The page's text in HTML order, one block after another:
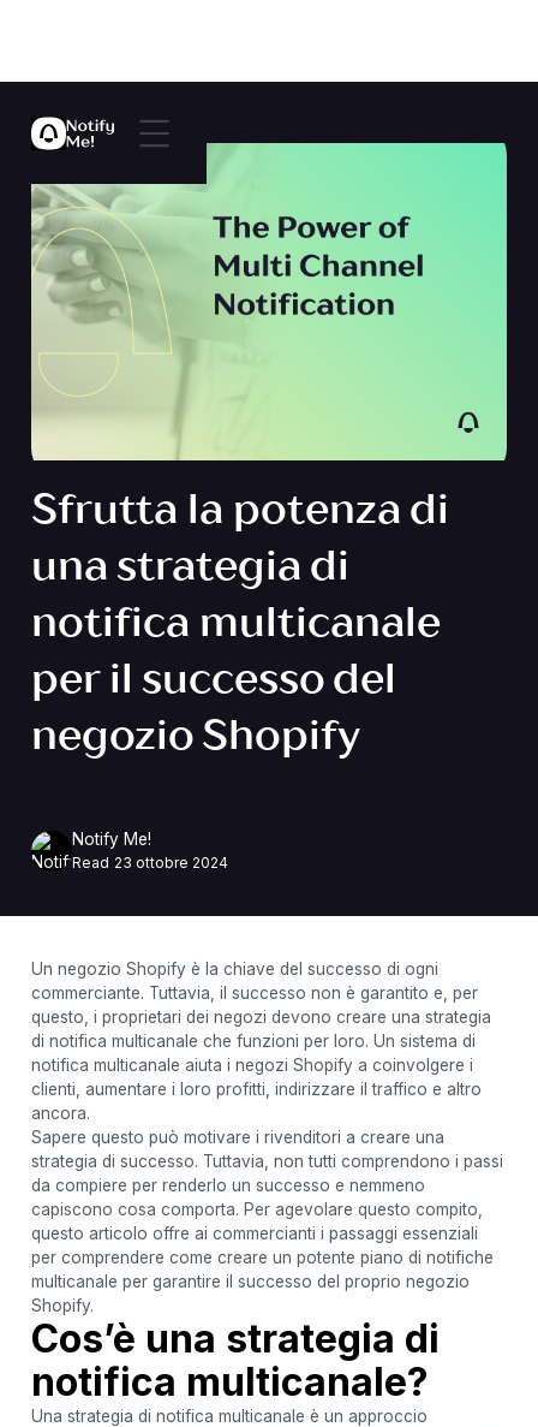
Sfrutta la potenza di
una strategia di
notifica multicanale
per il successo del
negozio Shopify
Notify Me!
Read 23 ottobre 2024
Un negozio Shopify è la chiave del successo di ogni
commerciante. Tuttavia, il successo non è garantito e, per
questo, i proprietari dei negozi devono creare una strategia
di notifica multicanale che funzioni per loro. Un sistema di
notifica multicanale aiuta i negozi Shopify a coinvolgere i
clienti, aumentare i loro profitti, indirizzare il traffico e altro
ancora.
Sapere questo può motivare i rivenditori a creare una
strategia di successo. Tuttavia, non tutti comprendono i passi
da compiere per renderlo un successo e nemmeno
capiscono cosa comporta. Per agevolare questo compito,
questo articolo offre ai commercianti i passaggi essenziali
per comprendere come creare un potente piano di notifiche
multicanale per garantire il successo del proprio negozio
Shopify.
Cos’è una strategia di
notifica multicanale?
Una strategia di notifica multicanale è un approccio